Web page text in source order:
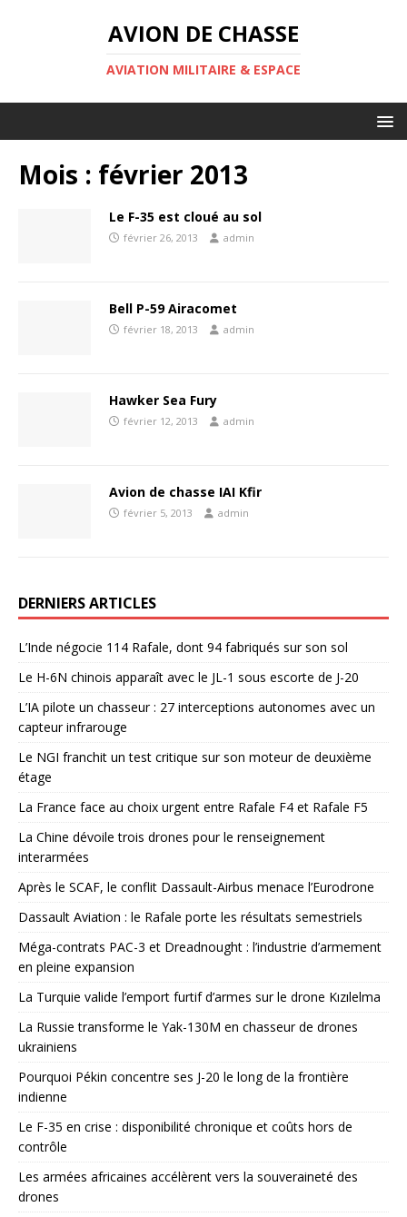
AVION DE CHASSE
AVIATION MILITAIRE & ESPACE
Mois : février 2013
Le F-35 est cloué au sol
février 26, 2013 admin
Bell P-59 Airacomet
février 18, 2013 admin
Hawker Sea Fury
février 12, 2013 admin
Avion de chasse IAI Kfir
février 5, 2013 admin
DERNIERS ARTICLES
L’Inde négocie 114 Rafale, dont 94 fabriqués sur son sol
Le H-6N chinois apparaît avec le JL-1 sous escorte de J-20
L’IA pilote un chasseur : 27 interceptions autonomes avec un
capteur infrarouge
Le NGI franchit un test critique sur son moteur de deuxième
étage
La France face au choix urgent entre Rafale F4 et Rafale F5
La Chine dévoile trois drones pour le renseignement
interarmées
Après le SCAF, le conflit Dassault-Airbus menace l’Eurodrone
Dassault Aviation : le Rafale porte les résultats semestriels
Méga-contrats PAC-3 et Dreadnought : l’industrie d’armement
en pleine expansion
La Turquie valide l’emport furtif d’armes sur le drone Kızılelma
La Russie transforme le Yak-130M en chasseur de drones
ukrainiens
Pourquoi Pékin concentre ses J-20 le long de la frontière
indienne
Le F-35 en crise : disponibilité chronique et coûts hors de
contrôle
Les armées africaines accélèrent vers la souveraineté des
drones